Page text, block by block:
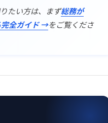
たい方は、まず総務が
完全ガイド →をご覧くださ